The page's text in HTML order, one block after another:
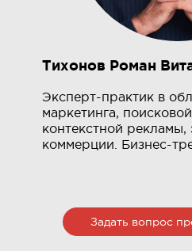
Тихонов Роман
Эксперт-практик в
маркетинга,
контекстной рекламы,
коммерции. Бизнес-
Задать вопрос